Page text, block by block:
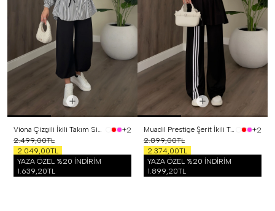
Viona Çizgili İkili Takım Siyah
+2
2.499,00TL
2.049,00TL
YAZA ÖZEL %20 İNDİRİM
1.639,20TL
Muadil Prestige Şerit İkili Takım Siyah
+2
2.899,00TL
2.374,00TL
YAZA ÖZEL %20 İNDİRİM
1.899,20TL